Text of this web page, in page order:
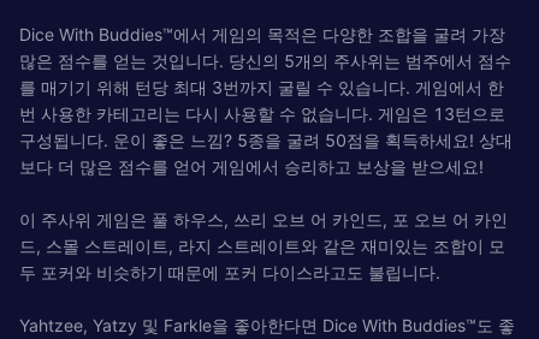
Dice With Buddies™에서 게임의 목적은 다양한 조합을 굴려 가장
많은 점수를 얻는 것입니다. 당신의 5개의 주사위는 범주에서 점수
를 매기기 위해 턴당 최대 3번까지 굴릴 수 있습니다. 게임에서 한
번 사용한 카테고리는 다시 사용할 수 없습니다. 게임은 13턴으로
구성됩니다. 운이 좋은 느낌? 5종을 굴려 50점을 획득하세요! 상대
보다 더 많은 점수를 얻어 게임에서 승리하고 보상을 받으세요!
이 주사위 게임은 풀 하우스, 쓰리 오브 어 카인드, 포 오브 어 카인
드, 스몰 스트레이트, 라지 스트레이트와 같은 재미있는 조합이 모
두 포커와 비슷하기 때문에 포커 다이스라고도 불립니다.
Yahtzee, Yatzy 및 Farkle을 좋아한다면 Dice With Buddies™도 좋